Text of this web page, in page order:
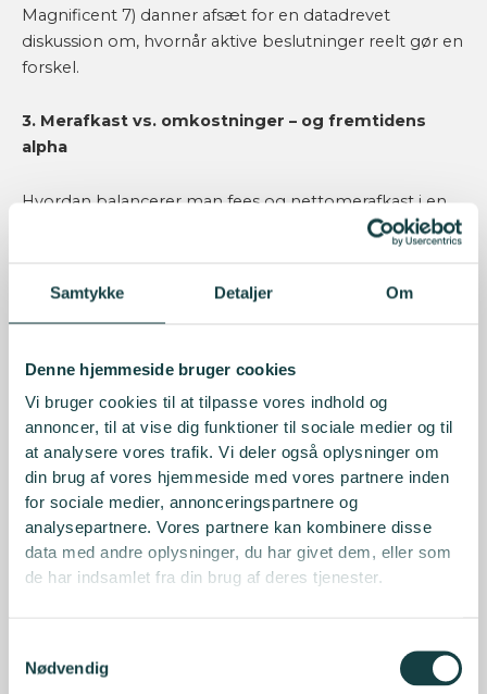
Samtykke Detaljer Om
Denne hjemmeside bruger cookies
Vi bruger cookies til at tilpasse vores indhold og
annoncer, til at vise dig funktioner til sociale medier og til
at analysere vores trafik. Vi deler også oplysninger om
din brug af vores hjemmeside med vores partnere inden
for sociale medier, annonceringspartnere og
analysepartnere. Vores partnere kan kombinere disse
data med andre oplysninger, du har givet dem, eller som
de har indsamlet fra din brug af deres tjenester.
Nødvendig
Magnificent 7) danner afsæt for en datadrevet
diskussion om, hvornår aktive beslutninger reelt gør en
forskel.
3. Merafkast vs. omkostninger – og fremtidens
alpha
Hvordan balancerer man fees og nettomerafkast i en
konstruktion med lav tracking error og benchmark-
nær eksponering? Og kan aktive forvaltere i fremtiden
værktøjer og AI for at forbedre
4. Enhanced mandater og satellit-tænkning
Flere i netværket peger på, at aktiv forvaltning i
stigende grad bør tænkes som en fokuseret satellit
med eksponering mod strukturelt inefficiente
segmenter. Vi deler erfaringer og perspektiver på, hvad
der i praksis virker.
Åben runde, hvor vi deler, hvordan vi håndterer kravet